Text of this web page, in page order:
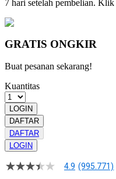
7 hari setelah pembelian. Klik
GRATIS ONGKIR
Buat pesanan sekarang!
Kuantitas
LOGIN
DAFTAR
DAFTAR
LOGIN
4.9
4.9 (995.771)